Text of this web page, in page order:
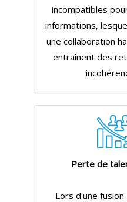
incompatibles
informations,
une collaboration
entraînent des
Perte de
Lors d'une